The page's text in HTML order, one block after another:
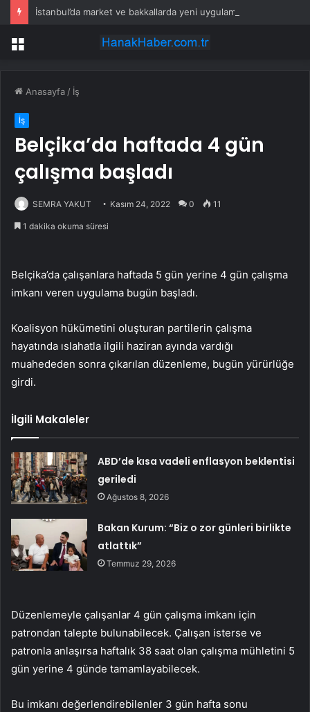
Menü
Anasayfa / İş
İş
Belçika’da haftada 4 gün
çalışma başladı
SEMRA YAKUT Kasım 24, 2022 0 11
1 dakika okuma süresi
Belçika’da çalışanlara haftada 5 gün yerine 4 gün çalışma
imkanı veren uygulama bugün başladı.
Koalisyon hükümetini oluşturan partilerin çalışma
hayatında ıslahatla ilgili haziran ayında vardığı
muahededen sonra çıkarılan düzenleme, bugün yürürlüğe
girdi.
İlgili Makaleler
ABD’de kısa vadeli enflasyon beklentisi
geriledi
Ağustos 8, 2026
Bakan Kurum: “Biz o zor günleri birlikte
atlattık”
Temmuz 29, 2026
Düzenlemeyle çalışanlar 4 gün çalışma imkanı için
patrondan talepte bulunabilecek. Çalışan isterse ve
patronla anlaşırsa haftalık 38 saat olan çalışma mühletini 5
gün yerine 4 günde tamamlayabilecek.
Bu imkanı değerlendirebilenler 3 gün hafta sonu